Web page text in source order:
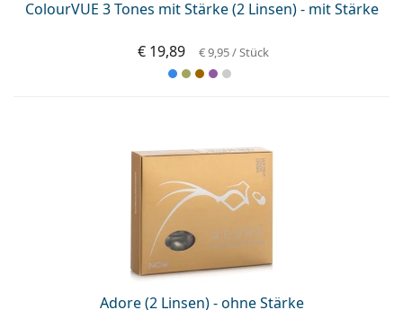
ColourVUE 3 Tones mit Stärke (2 Linsen) - mit Stärke
€ 19,89 € 9,95/ Stück
Adore (2 Linsen) - ohne Stärke